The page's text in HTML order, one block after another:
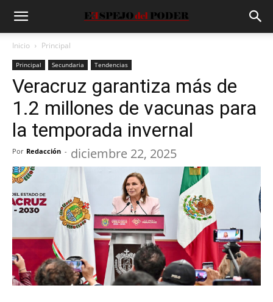
Inicio Principal
Principal Secundaria Tendencias
Veracruz garantiza más de
1.2 millones de vacunas para
la temporada invernal
Por Redacción - diciembre 22, 2025